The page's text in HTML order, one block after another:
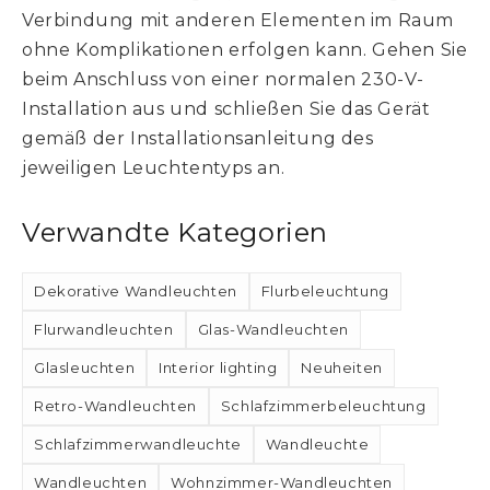
Verbindung mit anderen Elementen im Raum
ohne Komplikationen erfolgen kann. Gehen Sie
beim Anschluss von einer normalen 230-V-
Installation aus und schließen Sie das Gerät
gemäß der Installationsanleitung des
jeweiligen Leuchtentyps an.
Verwandte Kategorien
Dekorative Wandleuchten Flurbeleuchtung
Flurwandleuchten Glas-Wandleuchten
Glasleuchten Interior lighting Neuheiten
Retro-Wandleuchten Schlafzimmerbeleuchtung
Schlafzimmerwandleuchte Wandleuchte
Wandleuchten Wohnzimmer-Wandleuchten